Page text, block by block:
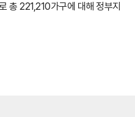
총 221,210가구에 대해 정부지